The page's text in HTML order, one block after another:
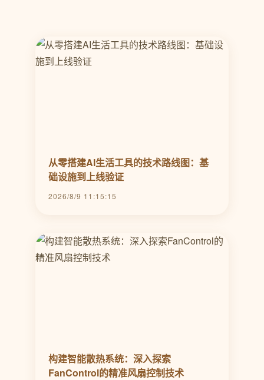
从零搭建AI生活工具的技术路线图：基
础设施到上线验证
2026/8/9 11:15:15
构建智能散热系统：深入探索
FanControl的精准风扇控制技术